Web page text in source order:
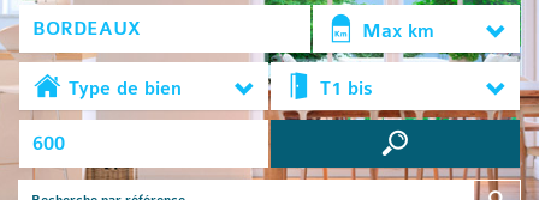
Max km
Type de bien T1 bis